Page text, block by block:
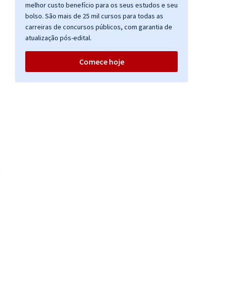
melhor custo benefício para os seus estudos e seu
bolso. São mais de 25 mil cursos para todas as
carreiras de concursos públicos, com garantia de
atualização pós-edital.
Comece hoje